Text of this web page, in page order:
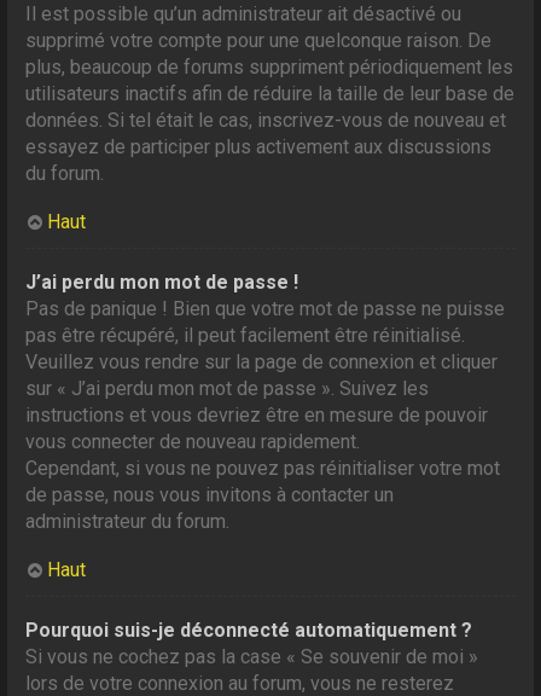
Il est possible qu’un administrateur ait désactivé ou
supprimé votre compte pour une quelconque raison. De
plus, beaucoup de forums suppriment périodiquement les
utilisateurs inactifs afin de réduire la taille de leur base de
données. Si tel était le cas, inscrivez-vous de nouveau et
essayez de participer plus activement aux discussions
du forum.
Haut
J’ai perdu mon mot de passe !
Pas de panique ! Bien que votre mot de passe ne puisse
pas être récupéré, il peut facilement être réinitialisé.
Veuillez vous rendre sur la page de connexion et cliquer
sur « J’ai perdu mon mot de passe ». Suivez les
instructions et vous devriez être en mesure de pouvoir
vous connecter de nouveau rapidement.
Cependant, si vous ne pouvez pas réinitialiser votre mot
de passe, nous vous invitons à contacter un
administrateur du forum.
Haut
Pourquoi suis-je déconnecté automatiquement ?
Si vous ne cochez pas la case « Se souvenir de moi »
lors de votre connexion au forum, vous ne resterez